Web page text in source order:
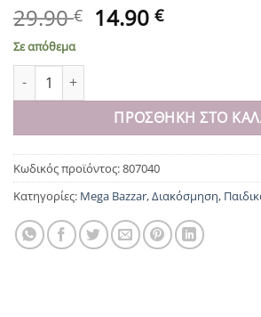
29.90€ Original
14.90€Η
14.90 €.
Σε απόθεμα
Fiona Walker. Παιδικός γάντζος
ΠΡΟΣΘΉΚΗ ΣΤΟ
Κωδικός προϊόντος:807040
Κατηγορίες: Mega Bazzar,Διακόσμηση,